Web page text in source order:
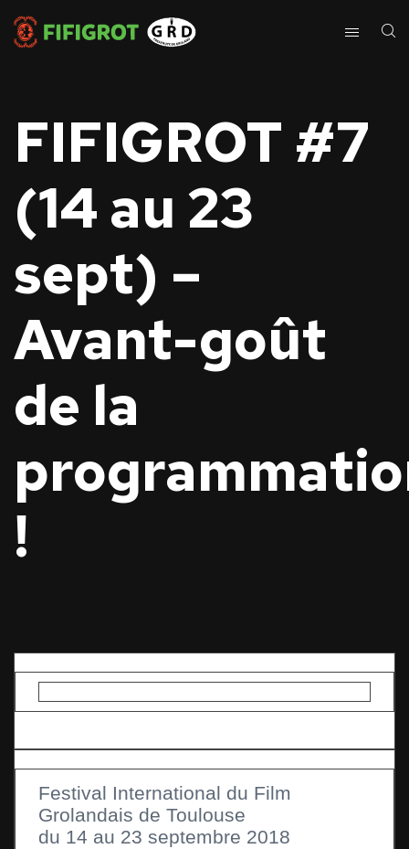
FIFIGROT #7
(14 au 23
sept) –
Avant-goût
de la
!
Festival International du Film
Grolandais de Toulouse
du 14 au 23 septembre 2018